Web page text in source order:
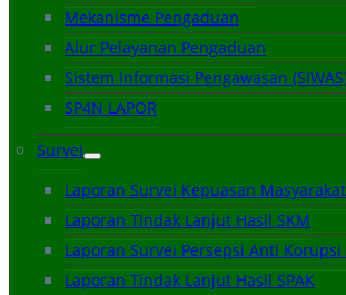
Mekanisme Pengaduan
Alur Pelayanan Pengaduan
Sistem Informasi Pengawasan
SP4N LAPOR
Survei
Laporan Survei Kepuasan
Laporan Tindak Lanjut Hasil SKM
Laporan Survei Persepsi Anti Korupsi
Laporan Tindak Lanjut Hasil SPAK